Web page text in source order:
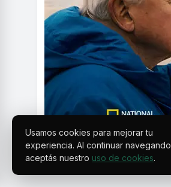
Usamos cookies para mejorar tu
experiencia. Al continuar navegando,
aceptás nuestro uso de cookies.